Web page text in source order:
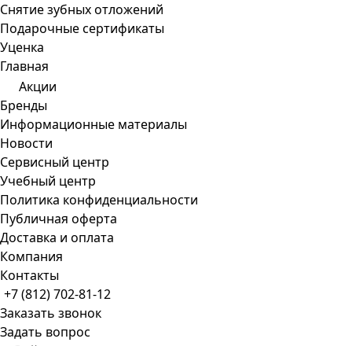
Снятие зубных отложений
Подарочные сертификаты
Уценка
Главная
Акции
Бренды
Информационные материалы
Новости
Сервисный центр
Учебный центр
Политика конфиденциальности
Публичная оферта
Доставка и оплата
Компания
Контакты
+7 (812) 702-81-12
Заказать звонок
Задать вопрос